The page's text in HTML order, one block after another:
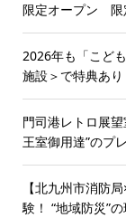
限定オープン 限
2026年も「こど
施設＞で特典あ
門司港レトロ展
王室御用達”のプ
【北九州市消防
験！ “地域防災”